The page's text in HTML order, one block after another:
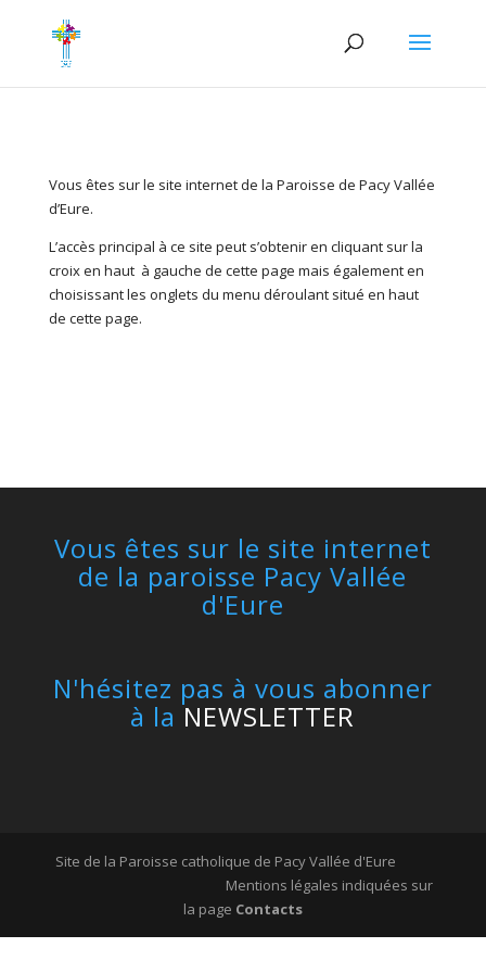
Vous êtes sur le site internet de la Paroisse de Pacy Vallée
d’Eure.
L’accès principal à ce site peut s’obtenir en cliquant sur la
croix en haut à gauche de cette page mais également en
choisissant les onglets du menu déroulant situé en haut
de cette page.
Vous êtes sur le site internet
de la paroisse Pacy Vallée
d'Eure
N'hésitez pas à vous abonner
à laNEWSLETTER
Site de la Paroisse catholique de Pacy Vallée d'Eure
Mentions légales indiquées sur
la page Contacts